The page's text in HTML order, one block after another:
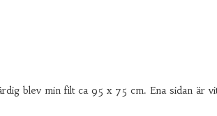
blev min filt ca 95 x 75 cm. Ena sidan är